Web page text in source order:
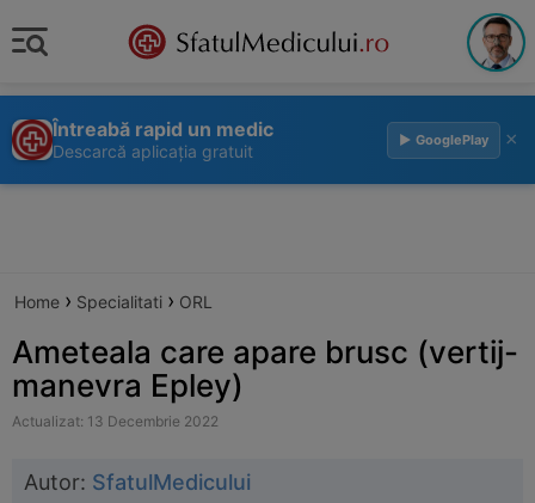
Întreabă rapid un medic
Descarcă aplicația gratuit
▶ GooglePlay ×
Home › Specialitati › ORL
Ameteala care apare brusc (vertij-
manevra Epley)
Actualizat: 13 Decembrie 2022
Autor: SfatulMedicului